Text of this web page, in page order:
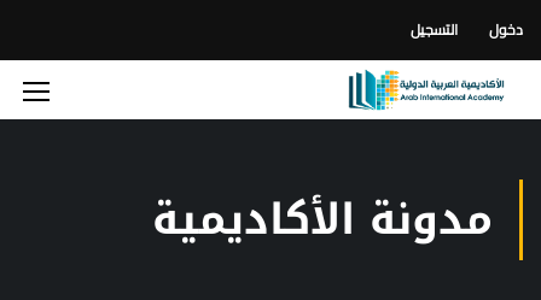
دخول التسجيل
مدونة الأكاديمية